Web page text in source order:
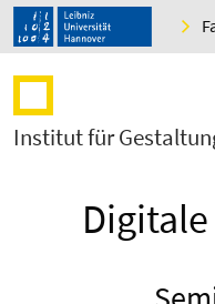
Institut für